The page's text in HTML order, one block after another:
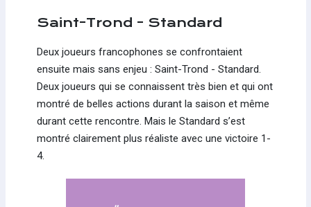
Saint-Trond - Standard
Deux joueurs francophones se confrontaient
ensuite mais sans enjeu : Saint-Trond - Standard.
Deux joueurs qui se connaissent très bien et qui ont
montré de belles actions durant la saison et même
durant cette rencontre. Mais le Standard s’est
montré clairement plus réaliste avec une victoire 1-
4.